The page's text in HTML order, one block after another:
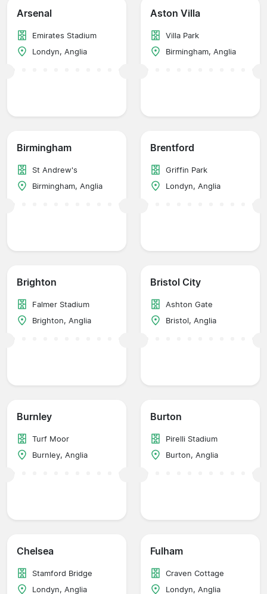
Arsenal
Emirates Stadium
Londyn, Anglia
Aston Villa
Villa Park
Birmingham, Anglia
Birmingham
St Andrew's
Birmingham, Anglia
Brentford
Griffin Park
Londyn, Anglia
Brighton
Falmer Stadium
Brighton, Anglia
Bristol City
Ashton Gate
Bristol, Anglia
Burnley
Turf Moor
Burnley, Anglia
Burton
Pirelli Stadium
Burton, Anglia
Chelsea
Stamford Bridge
Londyn, Anglia
Fulham
Craven Cottage
Londyn, Anglia